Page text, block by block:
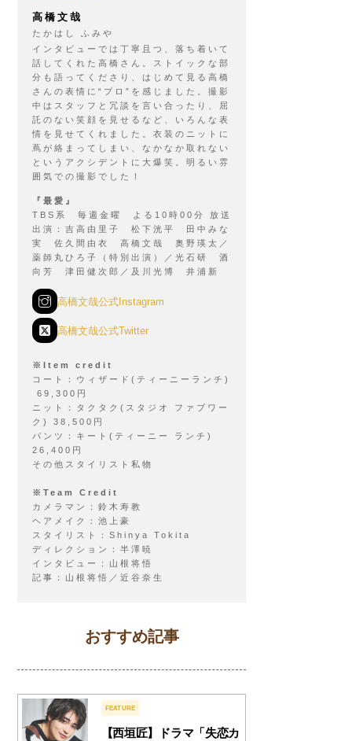
高橋文哉
たかはし ふみや
インタビューでは丁寧且つ、落ち着いて
話してくれた高橋さん。ストイックな部
分も語ってくださり、はじめて見る高橋
さんの表情に“プロ”を感じました。撮影
中はスタッフと冗談を言い合ったり、屈
託のない笑顔を見せるなど、いろんな表
情を見せてくれました。衣装のニットに
蔦が絡まってしまい、なかなか取れない
というアクシデントに大爆笑。明るい雰
囲気での撮影でした！
『最愛』
TBS系 毎週金曜 よる10時00分 放送
出演：吉高由里子 松下洸平 田中みな
実 佐久間由衣 高橋文哉 奥野瑛太／
薬師丸ひろ子（特別出演）／光石研 酒
向芳 津田健次郎／及川光博 井浦新
高橋文哉公式Instagram
高橋文哉公式Twitter
※Item credit
コート：ウィザード(ティーニーランチ)
69,300円
ニット：タクタク(スタジオ ファブワー
ク) 38,500円
パンツ：キート(ティーニー ランチ)
26,400円
その他スタイリスト私物
※Team Credit
カメラマン：鈴木寿教
ヘアメイク：池上豪
スタイリスト：Shinya Tokita
ディレクション：半澤暁
インタビュー：山根将悟
記事：山根将悟／近谷奈生
おすすめ記事
FEATURE
【西垣匠】ドラマ「失恋カ